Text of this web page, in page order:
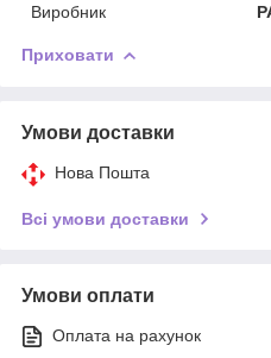
Виробник
Приховати
Умови доставки
Нова Пошта
Всі умови доставки
Умови оплати
Оплата на рахунок